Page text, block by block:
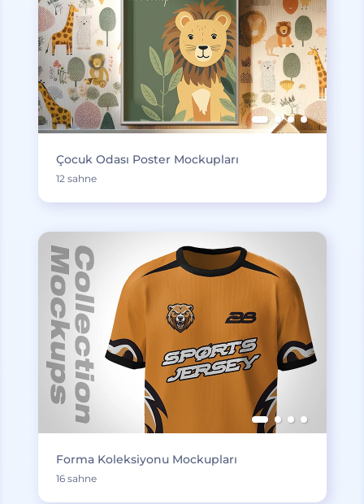
Çocuk Odası Poster Mockupları
12 sahne
Forma Koleksiyonu Mockupları
16 sahne